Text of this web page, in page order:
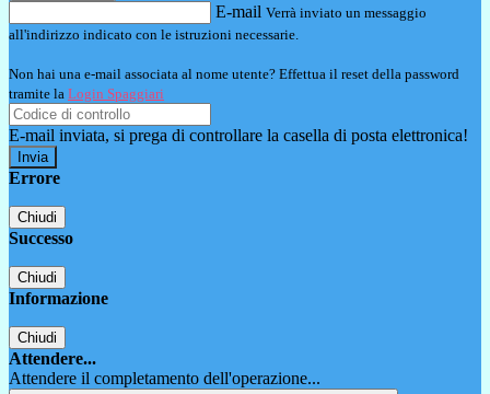
E-mail Verrà inviato un messaggio
all'indirizzo indicato con le istruzioni necessarie.
Non hai una e-mail associata al nome utente? Effettua il reset della password
tramite la Login Spaggiari
E-mail inviata, si prega di controllare la casella di posta elettronica!
Errore
Chiudi
Successo
Chiudi
Informazione
Chiudi
Attendere...
Attendere il completamento dell'operazione...